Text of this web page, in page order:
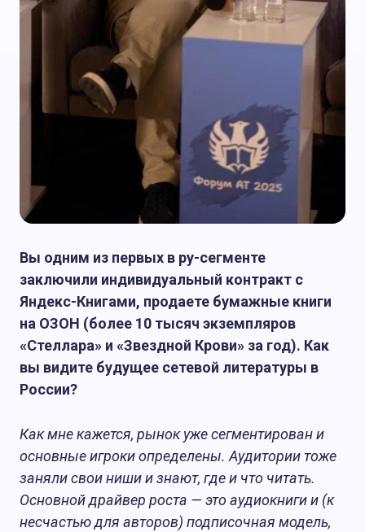
Вы одним из первых в ру-сегменте
заключили индивидуальный контракт с
Яндекс-Книгами, продаете бумажные книги
на ОЗОН (более 10 тысяч экземпляров
«Стеллара» и «Звездной Крови» за год). Как
вы видите будущее сетевой литературы в
России?
Как мне кажется, рынок уже сегментирован и
основные игроки определены. Аудитории тоже
заняли свои ниши и знают, где и что читать.
Основной драйвер роста — это аудиокниги и (к
несчастью для авторов) подписочная модель,